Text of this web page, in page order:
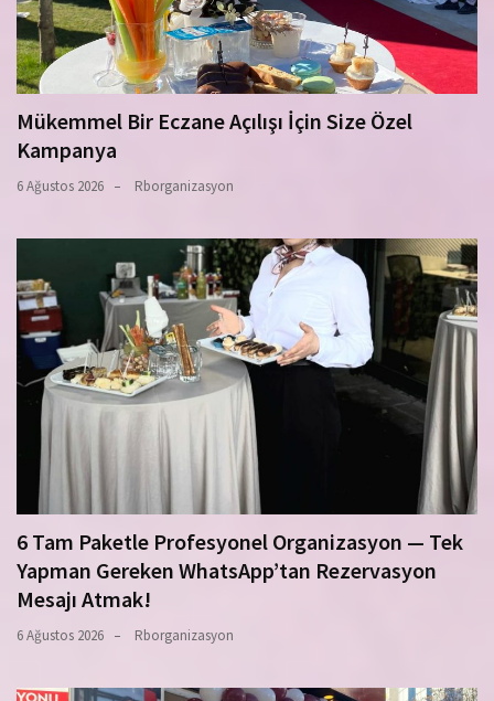
Mükemmel Bir Eczane Açılışı İçin Size Özel
Kampanya
6 Ağustos 2026 Rborganizasyon
6 Tam Paketle Profesyonel Organizasyon — Tek
Yapman Gereken WhatsApp’tan Rezervasyon
Mesajı Atmak!
6 Ağustos 2026 Rborganizasyon